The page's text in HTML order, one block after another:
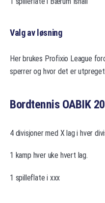
Valg av løsning
Her brukes Profixio League
sperrer og hvor det er
Bordtennis OABIK
4 divisjoner med X lag i hver
1 kamp hver uke hvert lag.
1 spilleflate i xxx